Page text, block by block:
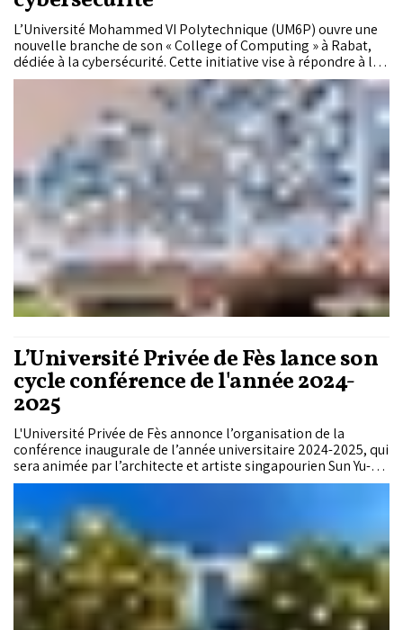
L’Université Mohammed VI Polytechnique (UM6P) ouvre une
nouvelle branche de son « College of Computing » à Rabat,
dédiée à la cybersécurité. Cette initiative vise à répondre à la
demande croissante en experts en cybersécurité, aussi bien
au Maroc qu’à l’échelle internationale.
L’Université Privée de Fès lance son
cycle conférence de l'année 2024-
2025
L'Université Privée de Fès annonce l’organisation de la
conférence inaugurale de l’année universitaire 2024-2025, qui
sera animée par l’architecte et artiste singapourien Sun Yu-li,
le 30 octobre 2024 à 15h, dans la Salle de conférence Pr.
Rachid EL YAZAMI.